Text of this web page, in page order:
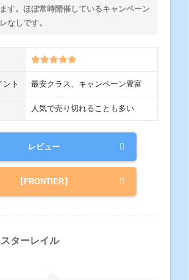
す。ほぼ常時開催しているキャンペーン
なしです。
ント 最安クラス、キャンペーン豊富
人気で売り切れることも多い
レビュー
【FRONTIER】
ターレイル